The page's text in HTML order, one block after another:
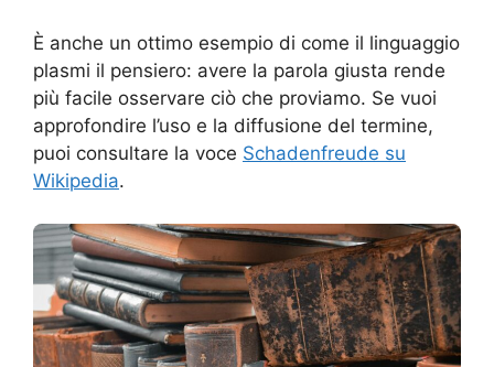
È anche un ottimo esempio di come il linguaggio
plasmi il pensiero: avere la parola giusta rende
più facile osservare ciò che proviamo. Se vuoi
approfondire l’uso e la diffusione del termine,
puoi consultare la voce Schadenfreude su
Wikipedia.